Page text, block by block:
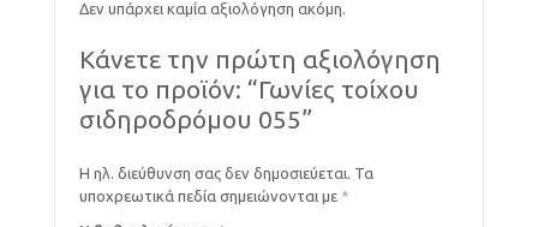
Δεν υπάρχει καμία αξιολόγηση ακόμη.
Κάνετε την πρώτη αξιολόγηση
για το προϊόν: “Γωνίες τοίχου
σιδηροδρόμου 055”
Η ηλ. διεύθυνση σας δεν δημοσιεύεται. Τα
υποχρεωτικά πεδία σημειώνονται με *